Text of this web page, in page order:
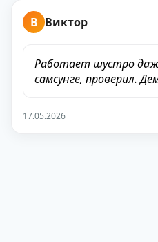
В Виктор
Работает шустро
самсунге, проверил.
17.05.2026